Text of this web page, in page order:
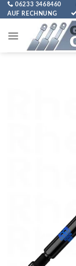
Zum
Inhalt
06233 3468460
AUF RECHNUNG